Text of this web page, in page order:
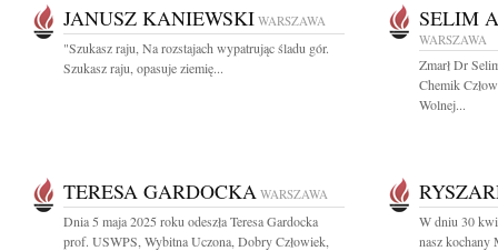
JANUSZ KANIEWSKI WARSZAWA
"Szukasz raju, Na rozstajach wypatrując śladu gór.
Szukasz raju, opasuje ziemię...
SELIM
WARSZAWA
Zmarł Dr
Chemik
Wolnej...
TERESA GARDOCKA WARSZAWA
Dnia 5 maja 2025 roku odeszła Teresa Gardocka
prof. USWPS, Wybitna Uczona, Dobry Człowiek,
W dniu 30
nasz kochany